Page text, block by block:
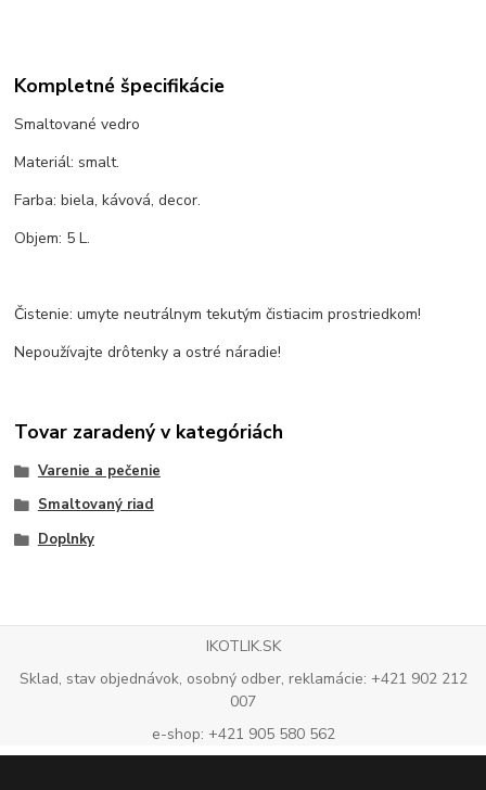
Kompletné špecifikácie
Smaltované vedro
Materiál: smalt.
Farba: biela, kávová, decor.
Objem: 5 L.
Čistenie: umyte neutrálnym tekutým čistiacim prostriedkom!
Nepoužívajte drôtenky a ostré náradie!
Tovar zaradený v kategóriách
Varenie a pečenie
Smaltovaný riad
Doplnky
IKOTLIK.SK
Sklad, stav objednávok, osobný odber, reklamácie: +421 902 212
007
e-shop: +421 905 580 562